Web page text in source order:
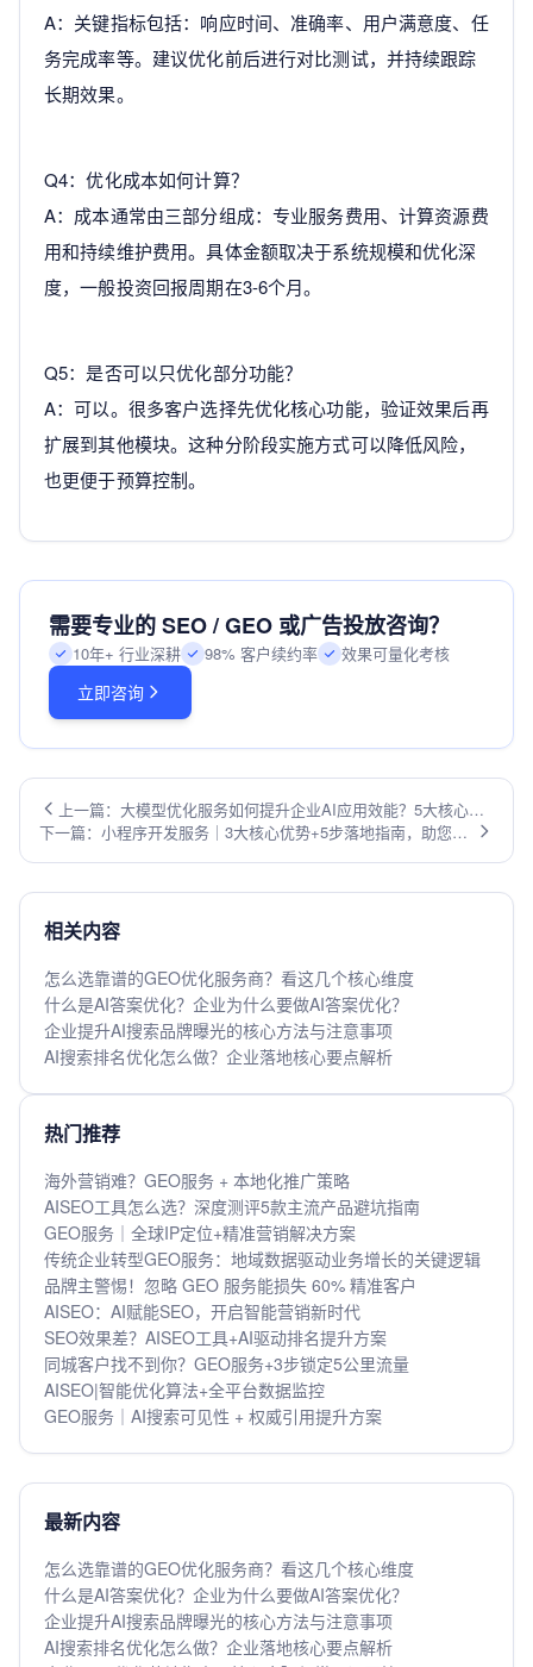
A：关键指标包括：响应时间、准确率、用户满意度、任
务完成率等。建议优化前后进行对比测试，并持续跟踪
长期效果。
Q4：优化成本如何计算？
A：成本通常由三部分组成：专业服务费用、计算资源费
用和持续维护费用。具体金额取决于系统规模和优化深
度，一般投资回报周期在3-6个月。
Q5：是否可以只优化部分功能？
A：可以。很多客户选择先优化核心功能，验证效果后再
扩展到其他模块。这种分阶段实施方式可以降低风险，
也更便于预算控制。
需要专业的 SEO / GEO 或广告投放咨询？
10年+ 行业深耕 98% 客户续约率 效果可量化考核
立即咨询
上一篇：大模型优化服务如何提升企业AI应用效能？5大核心策
略解密
下一篇：小程序开发服务｜3大核心优势+5步落地指南，助您抢
相关内容
怎么选靠谱的GEO优化服务商？看这几个核心维度
什么是AI答案优化？企业为什么要做AI答案优化？
企业提升AI搜索品牌曝光的核心方法与注意事项
AI搜索排名优化怎么做？企业落地核心要点解析
热门推荐
海外营销难？GEO服务 + 本地化推广策略
AISEO工具怎么选？深度测评5款主流产品避坑指南
GEO服务｜全球IP定位+精准营销解决方案
传统企业转型GEO服务：地域数据驱动业务增长的关键逻辑
品牌主警惕！忽略 GEO 服务能损失 60% 精准客户
AISEO：AI赋能SEO，开启智能营销新时代
SEO效果差？AISEO工具+AI驱动排名提升方案
同城客户找不到你？GEO服务+3步锁定5公里流量
AISEO|智能优化算法+全平台数据监控
GEO服务｜AI搜索可见性 + 权威引用提升方案
最新内容
怎么选靠谱的GEO优化服务商？看这几个核心维度
什么是AI答案优化？企业为什么要做AI答案优化？
企业提升AI搜索品牌曝光的核心方法与注意事项
AI搜索排名优化怎么做？企业落地核心要点解析